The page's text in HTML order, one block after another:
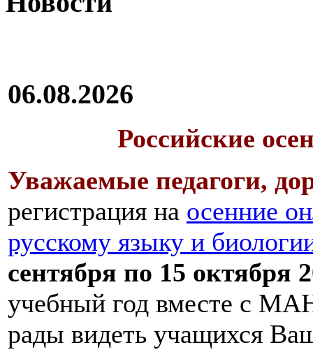
06.08.2026
Российские
Уважаемые педагоги,
регистрация на осенние
русскому языку и
сентября по 15 октября
учебный год вместе с
рады видеть учащихся